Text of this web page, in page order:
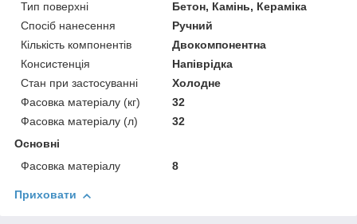
Тип поверхні
Бетон, Камінь, Кераміка
Спосіб нанесення
Ручний
Кількість компонентів
Двокомпонентна
Консистенція
Напіврідка
Стан при застосуванні
Холодне
Фасовка матеріалу (кг)
32
Фасовка матеріалу (л)
32
Основні
Фасовка матеріалу
8
Приховати